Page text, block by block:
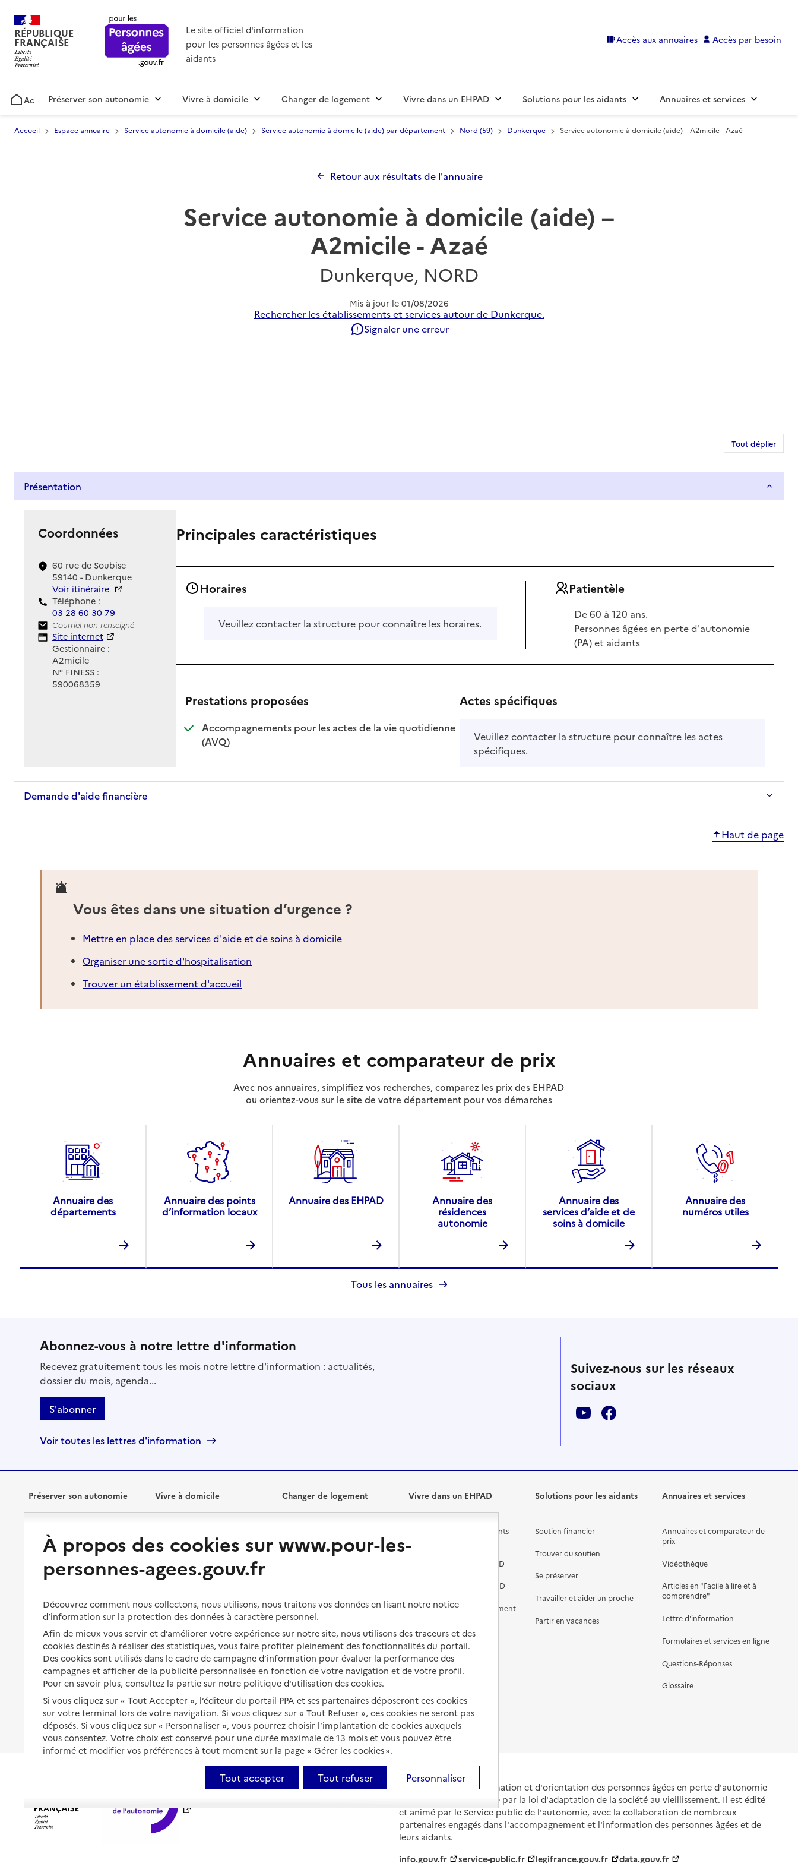
RÉPUBLIQUE
FRANÇAISE
Le site officiel d'information
pour les personnes âgées et les
aidants
Accès aux annuaires Accès par besoin
AccueilPréserver son autonomie Vivre à domicile Changer de logement Vivre dans un EHPAD Solutions pour les aidants Annuaires et services
Accueil Espace annuaire Service autonomie à domicile (aide) Service autonomie à domicile (aide) par département Nord (59) Dunkerque Service autonomie à domicile (aide) – A2micile - Azaé
Retour aux résultats de l'annuaire
Service autonomie à domicile (aide) –
A2micile - Azaé
Dunkerque, NORD
Mis à jour le 01/08/2026
Rechercher les établissements et services autour de Dunkerque.
Signaler une erreur
Tout déplier
Présentation
Coordonnées
60 rue de Soubise
59140 - Dunkerque
Voir itinéraire
Téléphone :
03 28 60 30 79
Contact
Courriel non renseigné
Site Internet
Site internet
Gestionnaire :
A2micile
N° FINESS :
590068359
Principales caractéristiques
Horaires
Veuillez contacter la structure pour connaître les horaires.
Patientèle
De 60 à 120 ans.
Personnes âgées en perte d'autonomie
(PA) et aidants
Prestations proposées
Accompagnements pour les actes de la vie quotidienne
(AVQ)
: disponible
: non disponible
Actes spécifiques
Veuillez contacter la structure pour connaître les actes
spécifiques.
Demande d'aide financière
Haut de page
Vous êtes dans une situation d’urgence ?
Mettre en place des services d'aide et de soins à domicile
Organiser une sortie d'hospitalisation
Trouver un établissement d'accueil
Annuaires et comparateur de prix
Avec nos annuaires, simplifiez vos recherches, comparez les prix des EHPAD
ou orientez-vous sur le site de votre département pour vos démarches
Annuaire des
départements
Annuaire des points
d’information locaux
Annuaire des EHPAD
Annuaire des
résidences
autonomie
Annuaire des
services d’aide et de
soins à domicile
Annuaire des
numéros utiles
Tous les annuaires
Abonnez-vous à notre lettre d'information
Recevez gratuitement tous les mois notre lettre d'information : actualités,
dossier du mois, agenda...
S'abonner
Voir toutes les lettres d'information
Suivez-nous sur les réseaux
sociaux
Préserver son autonomie
et droits
s'équiper
santé
Organiser à l'avance sa propre
protection
Les mesures de protection
Les obligations de la famille
À qui s’adresser ?
Les politiques du grand âge
Vivre à domicile
Bénéficier de soins à domicile
Aides financières
Partager son logement
Vivre à domicile avec une
maladie ou un handicap
Être hospitalisé
Fin de vie à domicile
Changer de logement
Vivre dans une résidence avec
Vivre en accueil familial
Autres solutions de logement
Vivre dans un EHPAD
Les différents établissements
Préparer l'entrée en EHPAD
Aides financières en EHPAD
Prévention, accompagnement
Comprendre les prix en
EHPAD
Droits en EHPAD
Fin de vie en EHPAD
Solutions pour les aidants
Soutien financier
Trouver du soutien
Se préserver
Travailler et aider un proche
Partir en vacances
Annuaires et services
Annuaires et comparateur de
prix
Vidéothèque
Articles en "Facile à lire et à
comprendre"
Lettre d'information
Formulaires et services en ligne
Questions-Réponses
Glossaire
Portail national d'information et d'orientation des personnes âgées en perte d'autonomie
et de leurs proches, créé par la loi d'adaptation de la société au vieillissement. Il est édité
et animé par le Service public de l'autonomie, avec la collaboration de nombreux
partenaires engagés dans l'accompagnement et l'information des personnes âgées et de
leurs aidants.
info.gouv.fr
service-public.fr legifrance.gouv.fr data.gouv.fr
À propos des cookies sur www.pour-les-
personnes-agees.gouv.fr
Découvrez comment nous collectons, nous utilisons, nous traitons vos données en lisant notre notice
d’information sur la protection des données à caractère personnel.
Afin de mieux vous servir et d’améliorer votre expérience sur notre site, nous utilisons des traceurs et des
cookies destinés à réaliser des statistiques, vous faire profiter pleinement des fonctionnalités du portail.
Des cookies sont utilisés dans le cadre de campagne d’information pour évaluer la performance des
campagnes et afficher de la publicité personnalisée en fonction de votre navigation et de votre profil.
Pour en savoir plus, consultez la partie sur notre politique d'utilisation des cookies.
Si vous cliquez sur « Tout Accepter », l’éditeur du portail PPA et ses partenaires déposeront ces cookies
sur votre terminal lors de votre navigation. Si vous cliquez sur « Tout Refuser », ces cookies ne seront pas
déposés. Si vous cliquez sur « Personnaliser », vous pourrez choisir l’implantation de cookies auxquels
vous consentez. Votre choix est conservé pour une durée maximale de 13 mois et vous pouvez être
informé et modifier vos préférences à tout moment sur la page « Gérer les cookies ».
Tout accepter Tout refuser Personnaliser